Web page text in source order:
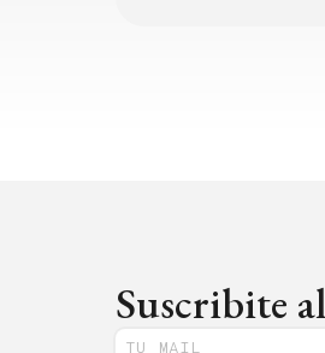
Suscribite